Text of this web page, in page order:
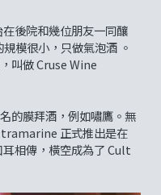
後院和幾位朋友一同釀
模很小，只做氣泡酒 。
叫做 Cruse Wine
的膜拜酒，例如嘯鷹。無
正式推出是在
相傳，橫空成為了 Cult